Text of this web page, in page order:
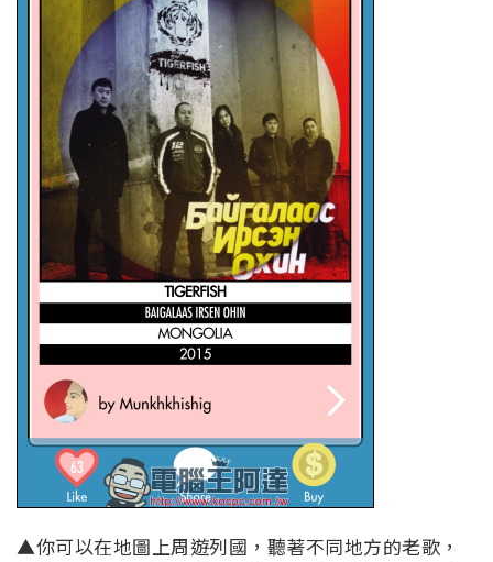
▲你可以在地圖上周遊列國，聽著不同地方的老歌，